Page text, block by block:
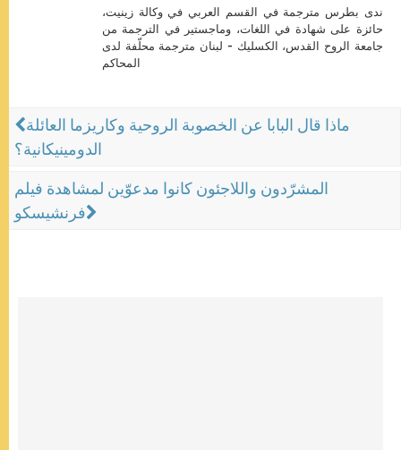
ندى بطرس مترجمة في القسم العربي في وكالة زينيت،
حائزة على شهادة في اللغات، وماجستير في الترجمة من
جامعة الروح القدس، الكسليك - لبنان مترجمة محلّفة لدى
المحاكم
ماذا قال البابا عن الخصوبة الروحية وكاريزما العائلة
الدومينيكانية؟
المشرّدون واللاجئون كانوا مدعوّين لمشاهدة فيلم
فرنشيسكو